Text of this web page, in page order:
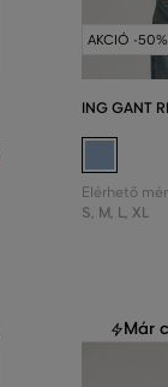
AKCIÓ -50%
ING GANT
Elérhető
S, M, L, XL
Már